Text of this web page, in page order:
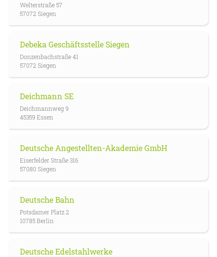
Welterstraße 57
57072 Siegen
Debeka Geschäftsstelle Siegen
Donzenbachstraße 41
57072 Siegen
Deichmann SE
Deichmannweg 9
45359 Essen
Deutsche Angestellten-Akademie GmbH
Eiserfelder Straße 316
57080 Siegen
Deutsche Bahn
Potsdamer Platz 2
10785 Berlin
Deutsche Edelstahlwerke